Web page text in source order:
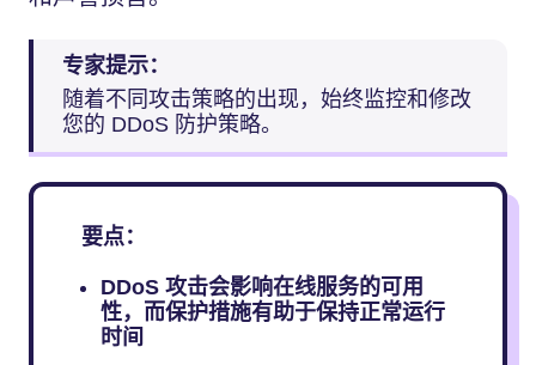
专家提示：
随着不同攻击策略的出现，始终监控和修改
您的 DDoS 防护策略。
要点：
DDoS 攻击会影响在线服务的可用
性，而保护措施有助于保持正常运行
时间